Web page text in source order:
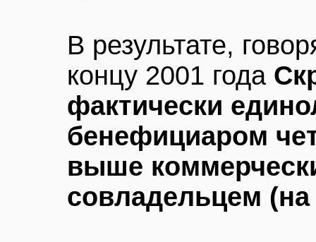
В результате,
концу 2001 года
фактически
бенефициаром
выше
совладельцем (на